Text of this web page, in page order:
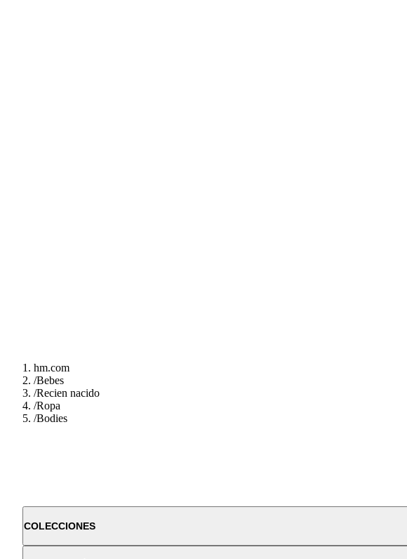
hm.com
/Bebes
/Recien nacido
/Ropa
/Bodies
COLECCIONES